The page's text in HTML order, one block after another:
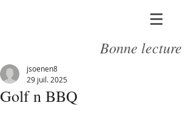
Bonne lecture
Golf n BBQ
jsoenen8
29 juil. 2025